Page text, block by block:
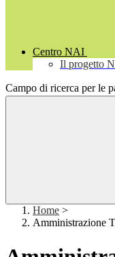
Centro NAI
Il progetto
Campo di ricerca per le
Home >
Amministrazione